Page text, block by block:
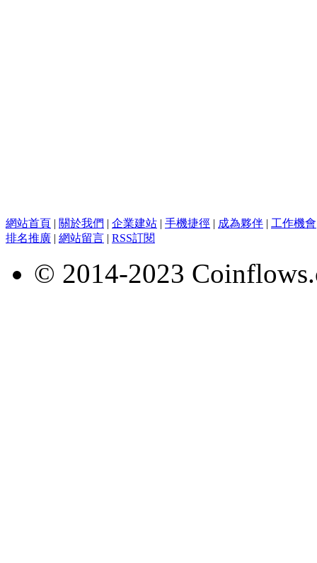
網站首頁 | 關於我們 | 企業建站 | 手機捷徑 | 成為夥伴 | 工作機會
排名推廣 | 網站留言 | RSS訂閱
© 2014-2023